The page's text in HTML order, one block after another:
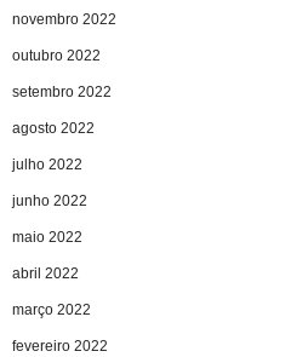
novembro 2022
outubro 2022
setembro 2022
agosto 2022
julho 2022
junho 2022
maio 2022
abril 2022
março 2022
fevereiro 2022